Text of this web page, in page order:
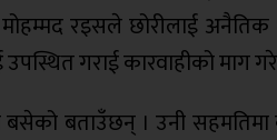
रइसले छोरीलाई अनैतिक
गराई कारवाहीको माग
बताउँछन् । उनी